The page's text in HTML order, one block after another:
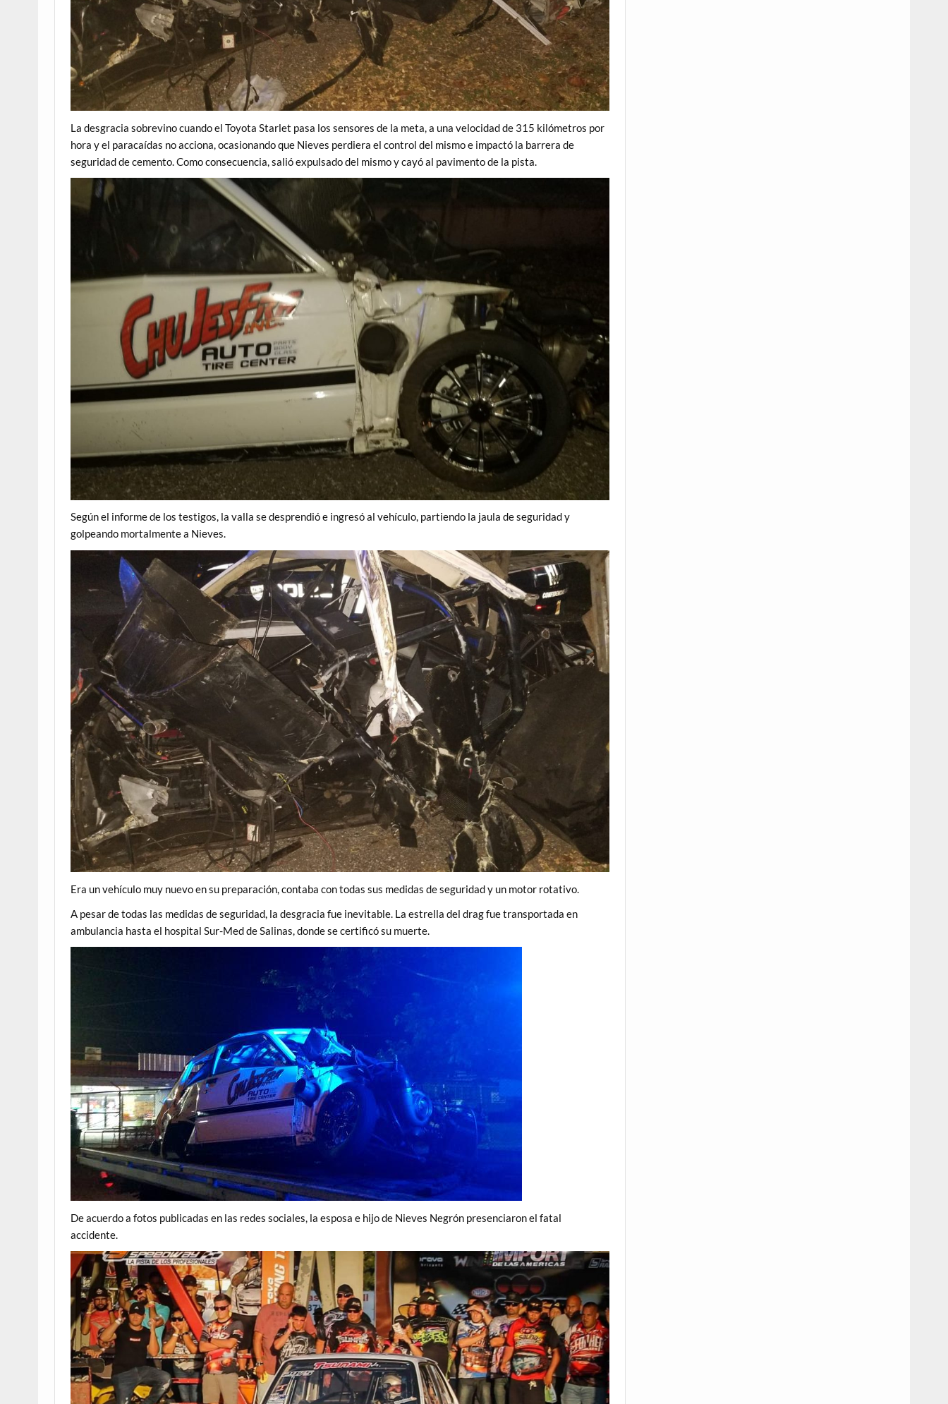
La desgracia sobrevino cuando el Toyota Starlet pasa los sensores de la meta, a una velocidad de 315 kilómetros por
hora y el paracaídas no acciona, ocasionando que Nieves perdiera el control del mismo e impactó la barrera de
seguridad de cemento. Como consecuencia, salió expulsado del mismo y cayó al pavimento de la pista.
Según el informe de los testigos, la valla se desprendió e ingresó al vehículo, partiendo la jaula de seguridad y
golpeando mortalmente a Nieves.
Era un vehículo muy nuevo en su preparación, contaba con todas sus medidas de seguridad y un motor rotativo.
A pesar de todas las medidas de seguridad, la desgracia fue inevitable. La estrella del drag fue transportada en
ambulancia hasta el hospital Sur-Med de Salinas, donde se certificó su muerte.
De acuerdo a fotos publicadas en las redes sociales, la esposa e hijo de Nieves Negrón presenciaron el fatal
accidente.